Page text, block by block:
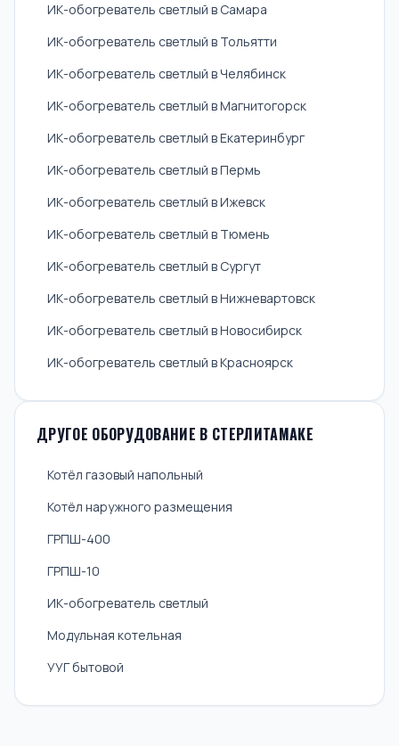
ИК-обогреватель светлый в Самара
ИК-обогреватель светлый в Тольятти
ИК-обогреватель светлый в Челябинск
ИК-обогреватель светлый в Магнитогорск
ИК-обогреватель светлый в Екатеринбург
ИК-обогреватель светлый в Пермь
ИК-обогреватель светлый в Ижевск
ИК-обогреватель светлый в Тюмень
ИК-обогреватель светлый в Сургут
ИК-обогреватель светлый в Нижневартовск
ИК-обогреватель светлый в Новосибирск
ИК-обогреватель светлый в Красноярск
ДРУГОЕ ОБОРУДОВАНИЕ В СТЕРЛИТАМАКЕ
Котёл газовый напольный
Котёл наружного размещения
ГРПШ-400
ГРПШ-10
ИК-обогреватель светлый
Модульная котельная
УУГ бытовой